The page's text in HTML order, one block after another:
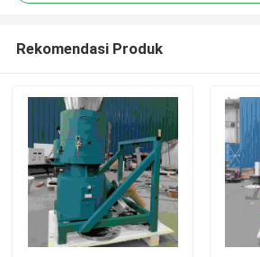
Rekomendasi Produk